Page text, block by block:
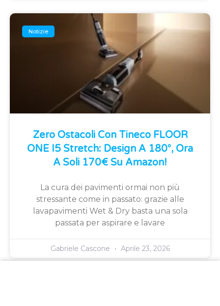
Notizie
Zero Ostacoli Con Tineco FLOOR
ONE I5 Stretch: Design A 180°, Ora
A Soli 170€ Su Amazon!
La cura dei pavimenti ormai non più
stressante come in passato: grazie alle
lavapavimenti Wet & Dry basta una sola
passata per aspirare e lavare
Gabriele Cascone Aprile 23, 2026